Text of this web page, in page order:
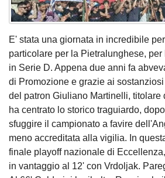
E' stata una giornata in incredibile
particolare per la Pietralunghese,
in Serie D. Appena due anni fa
di Promozione e grazie ai
del patron Giuliano Martinelli, titolare
ha centrato lo storico traguiardo,
sfuggire il campionato a favire
meno accreditata alla vigilia. In
finale playoff nazionale di
in vantaggio al 12' con Vrdoljak.